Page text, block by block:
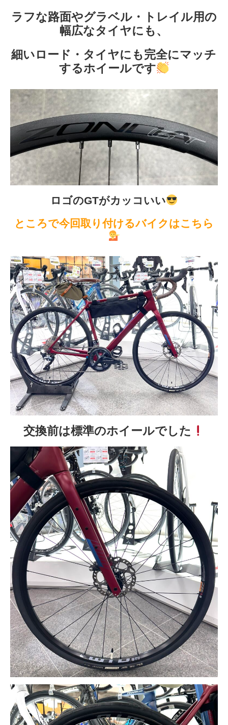
ラフな路面やグラベル・トレイル用の
幅広なタイヤにも、
細いロード・タイヤにも完全にマッチ
するホイールです
ロゴのGTがカッコいい
ところで今回取り付けるバイクはこちら
交換前は標準のホイールでした